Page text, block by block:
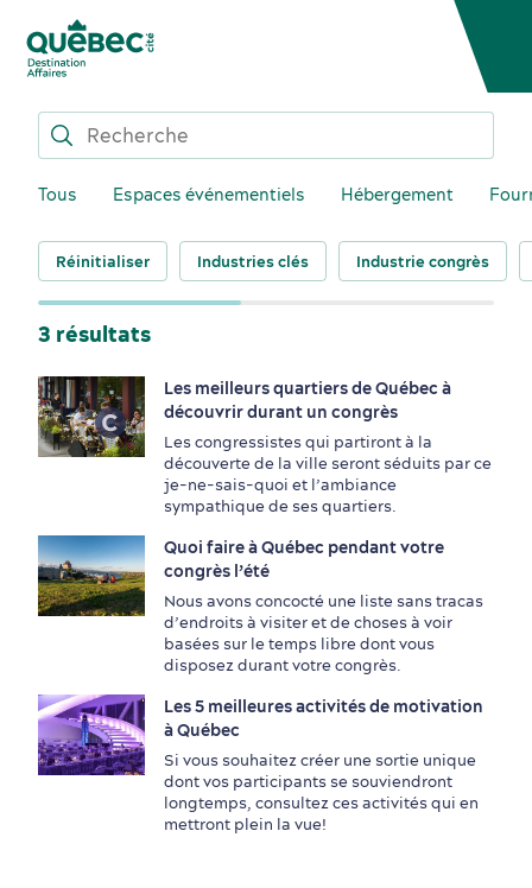
Gastronomie et services alimentaires
Histoire et culture
Activités et expériences
Industries clés
Congrès, réunions et expositions
Événements sportifs
Voyage de motivation
Salles de réunion
Hébergement
Tous Espaces événementiels Hébergement
Réinitialiser Industries clés Industrie congrès
Bien-être et nature
Centre-ville / Centre des congrès
3 résultats
Les meilleurs quartiers de Québec à
découvrir durant un congrès
Les congressistes qui partiront à la
découverte de la ville seront séduits par ce
je-ne-sais-quoi et l’ambiance
sympathique de ses quartiers.
Quoi faire à Québec pendant votre
congrès l’été
Nous avons concocté une liste sans tracas
d’endroits à visiter et de choses à voir
basées sur le temps libre dont vous
disposez durant votre congrès.
Les 5 meilleures activités de motivation
à Québec
Si vous souhaitez créer une sortie unique
dont vos participants se souviendront
longtemps, consultez ces activités qui en
mettront plein la vue!